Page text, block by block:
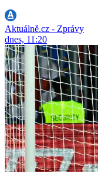
Aktuálně.cz - Zprávy
dnes, 11:20